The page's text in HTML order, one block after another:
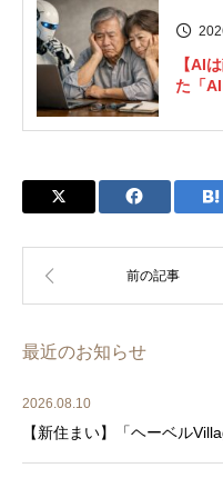
【AI
た「
最近のお知らせ
2026.08.10
【新住まい】「ヘーベル